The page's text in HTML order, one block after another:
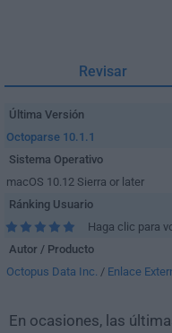
Revisar
Última Versión
Octoparse 10.1.1
Sistema Operativo
macOS 10.12 Sierra or later
Ránking Usuario
Haga clic para
Autor / Producto
Octopus Data Inc. / Enlace
En ocasiones, las